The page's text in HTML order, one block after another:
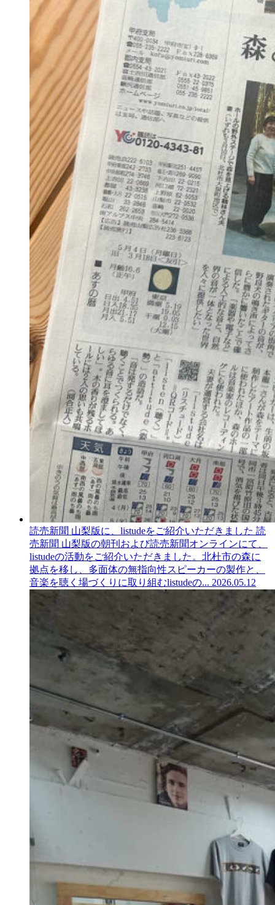
読売新聞 山梨版に、listudeをご紹介いただきました 読
売新聞 山梨版の朝刊および読売新聞オンラインにて、
listudeの活動をご紹介いただきました。北杜市の森に
拠点を移し、多面体の無指向性スピーカーの製作と、
音楽を聴く場づくりに取り組むlistudeの... 2026.05.12